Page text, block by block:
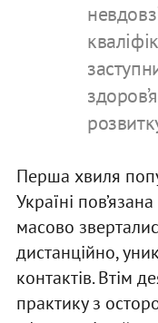
Перша хвиля
Україні
масово
дистанційно,
контактів. Втім
практику з